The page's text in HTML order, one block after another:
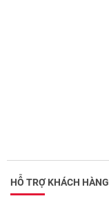
HỖ TRỢ KHÁCH HÀNG